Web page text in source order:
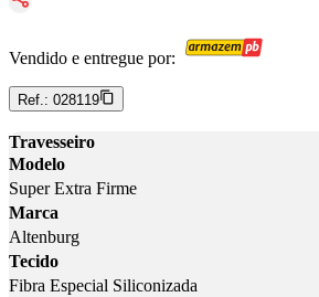
Vendido e entregue por:
Ref.: 028119
Travesseiro
Modelo
Super Extra Firme
Marca
Altenburg
Tecido
Fibra Especial Siliconizada